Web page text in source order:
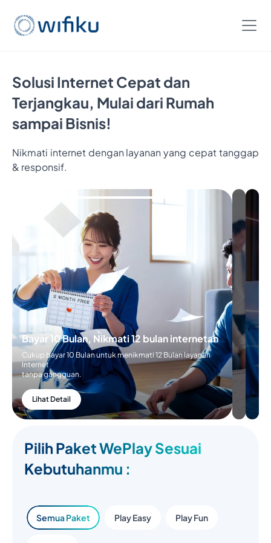
Solusi Internet Cepat dan
Terjangkau, Mulai dari Rumah
sampai Bisnis!
Nikmati internet dengan layanan yang cepat tanggap
& responsif.
Bayar 10 Bulan, Nikmati 12 bulan internetan
Cukup bayar 10 Bulan untuk menikmati 12 Bulan layanan
Internet
tanpa gangguan.
Lihat Detail
Pilih Paket WePlay Sesuai
Kebutuhanmu :
Semua Paket Play Easy Play Fun